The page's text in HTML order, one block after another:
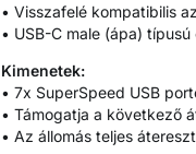
• Visszafelé kompatibilis
• USB-C male (ápa)
Kimenetek:
• 7x SuperSpeed USB
• Támogatja a következő
• Az állomás teljes